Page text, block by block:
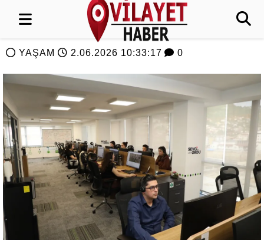
YAŞAM 2.06.2026 10:33:17 0